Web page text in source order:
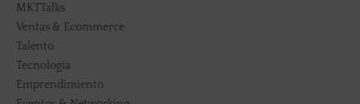
MKTTalks
Ventas & Ecommerce
Talento
Tecnología
Emprendimiento